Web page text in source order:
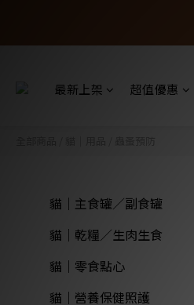
最新上架 超值優惠
貓｜主食罐／副食罐
貓｜乾糧／生肉生食
貓｜零食點心
貓｜營養保健照護